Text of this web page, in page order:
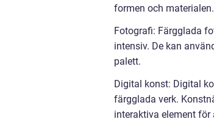
formen och
Fotografi: Färgglada
intensiv. De kan
palett.
Digital konst: Digital
färgglada verk.
interaktiva element